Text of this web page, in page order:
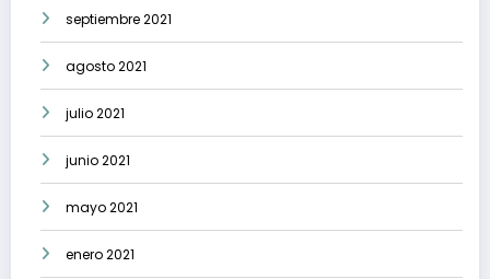
septiembre 2021
agosto 2021
julio 2021
junio 2021
mayo 2021
enero 2021